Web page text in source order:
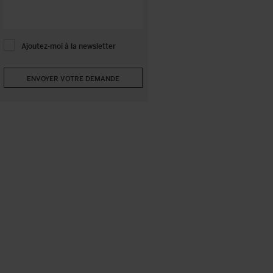
Ajoutez-moi à la newsletter